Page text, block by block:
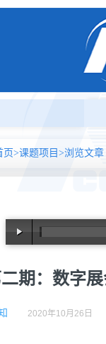
页>课题项目 >浏览文章
期：数字
2020年10月26日